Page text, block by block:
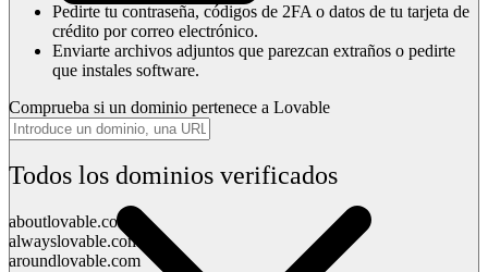
Pedirte tu contraseña, códigos de 2FA o datos de tu tarjeta de
crédito por correo electrónico.
Enviarte archivos adjuntos que parezcan extraños o pedirte
que instales software.
Comprueba si un dominio pertenece a Lovable
Todos los dominios verificados
aboutlovable.com
alwayslovable.com
aroundlovable.com